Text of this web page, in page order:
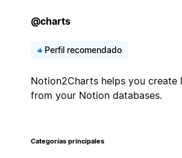
@charts
Perfil recomendado
Notion2Charts helps you
from your Notion databases.
Categorías principales